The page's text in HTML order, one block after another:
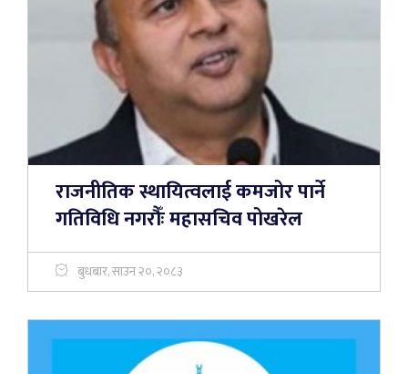
राजनीतिक स्थायित्वलाई कमजोर पार्ने
गतिविधि नगरौँः महासचिव पोखरेल
बुधबार, साउन २०, २०८३